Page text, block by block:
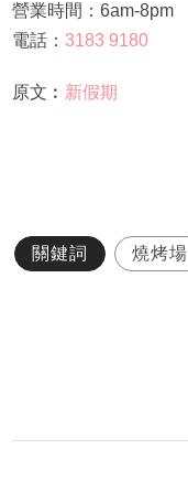
營業時間：6am-8pm
電話： 3183 9180
原文︰ 新假期
關鍵詞 燒烤場